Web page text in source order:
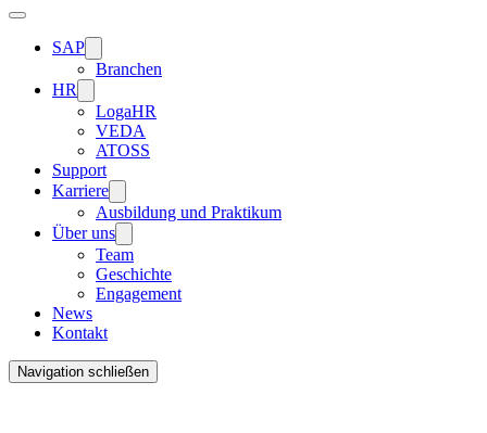
Menu
SAP
Branchen
HR
LogaHR
VEDA
ATOSS
Support
Karriere
Ausbildung und Praktikum
Über uns
Team
Geschichte
Engagement
News
Kontakt
Navigation schließen